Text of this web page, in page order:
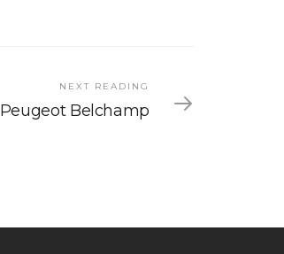
NEXT READING
Peugeot Belchamp